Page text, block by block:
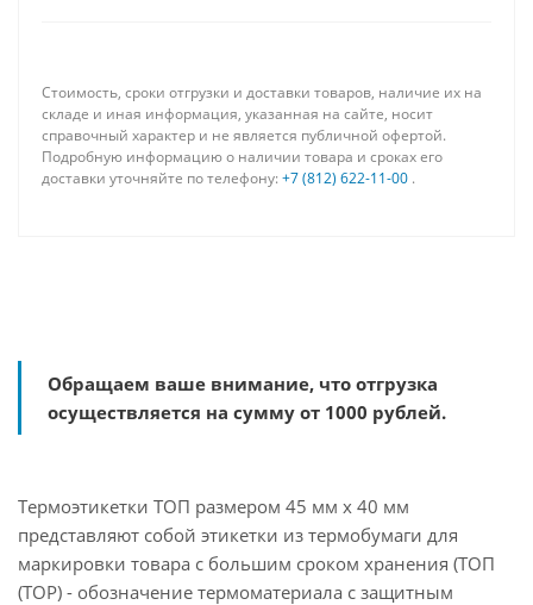
Стоимость, сроки отгрузки и доставки товаров, наличие их на
складе и иная информация, указанная на сайте, носит
справочный характер и не является публичной офертой.
Подробную информацию о наличии товара и сроках его
доставки уточняйте по телефону: +7 (812) 622-11-00 .
Обращаем ваше внимание, что отгрузка
осуществляется на сумму от 1000 рублей.
Термоэтикетки ТОП размером 45 мм х 40 мм
представляют собой этикетки из термобумаги для
маркировки товара с большим сроком хранения (ТОП
(TOP) - обозначение термоматериала с защитным